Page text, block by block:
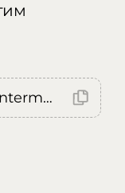
Error: (intermediate value)(intermediate value)(intermediate value).replaceAll is not a function